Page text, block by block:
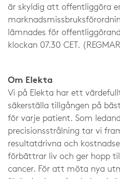
är skyldig att offentliggöra
lämnades för
klockan 07.30 CET.
Om Elekta
Vi på Elekta har ett
säkerställa tillgången på
för varje patient. Som
precisionsstrålning tar vi
resultatdrivna och
förbättrar liv och ger hopp
cancer. För att möta nya